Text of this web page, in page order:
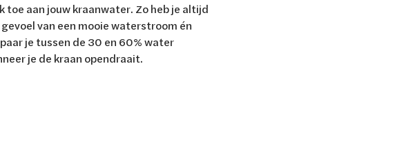
toe aan jouw kraanwater. Zo heb je altijd
van een mooie waterstroom én
je tussen de 30 en 60% water
je de kraan opendraait.